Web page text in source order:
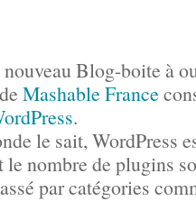
Blog-boite à
Mashable France
.
le sait, WordPress
le nombre de plugins
par catégories